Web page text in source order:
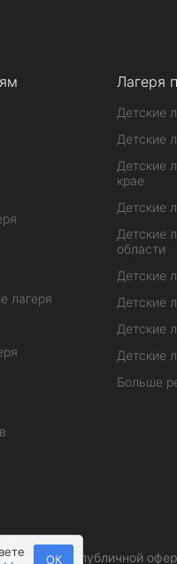
ОК
лагеря
Лагеря
Детские
Детские
Детские
крае
Детские
Детские
области
Детские
Детские
Детские
Детские
Больше
является публичной